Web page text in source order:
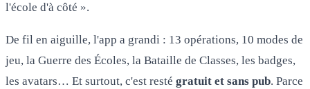
l'école d'à côté ».
De fil en aiguille, l'app a grandi : 13 opérations, 10 modes de
jeu, la Guerre des Écoles, la Bataille de Classes, les badges,
les avatars… Et surtout, c'est resté gratuit et sans pub. Parce